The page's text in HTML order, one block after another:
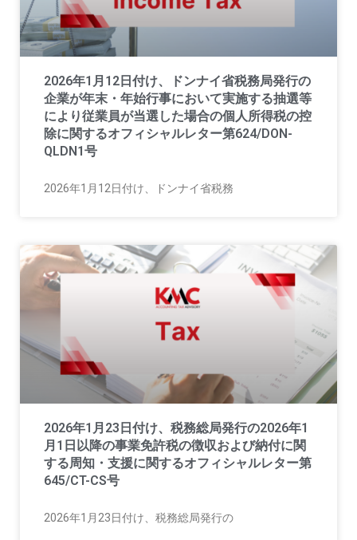
2026年1月12日付け、ドンナイ省税務局発行の
企業が年末・年始行事において実施する抽選等
により従業員が当選した場合の個人所得税の控
除に関するオフィシャルレター第624/DON-
QLDN1号
2026年1月12日付け、ドンナイ省税務
2026年1月23日付け、税務総局発行の2026年1
月1日以降の事業免許税の徴収および納付に関
する周知・支援に関するオフィシャルレター第
645/CT-CS号
2026年1月23日付け、税務総局発行の